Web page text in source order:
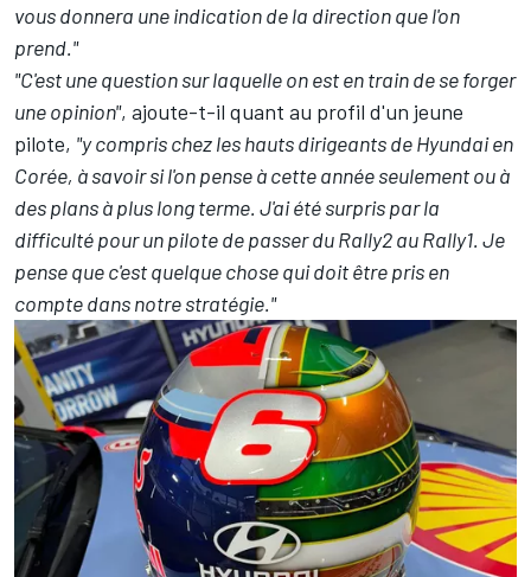
vous donnera une indication de la direction que l'on
prend."
"C'est une question sur laquelle on est en train de se forger
une opinion", ajoute-t-il quant au profil d'un jeune
pilote, "y compris chez les hauts dirigeants de Hyundai en
Corée, à savoir si l'on pense à cette année seulement ou à
des plans à plus long terme. J'ai été surpris par la
difficulté pour un pilote de passer du Rally2 au Rally1. Je
pense que c'est quelque chose qui doit être pris en
compte dans notre stratégie."